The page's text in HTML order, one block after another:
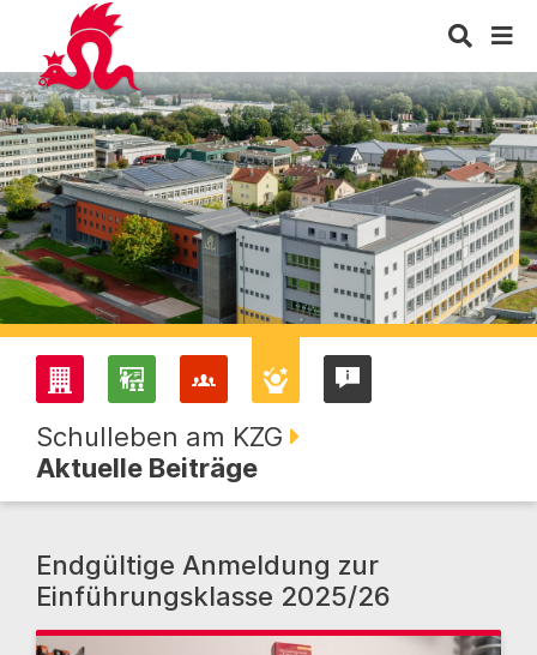
Schulleben am KZG
Aktuelle Beiträge
Endgültige Anmeldung zur
Einführungsklasse 2025/26